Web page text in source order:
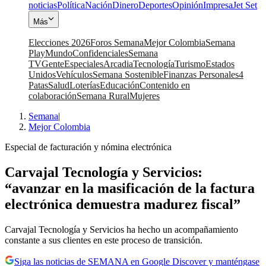
noticiasPolíticaNaciónDineroDeportesOpiniónImpresaJet Set
Más
Elecciones 2026Foros SemanaMejor ColombiaSemana
PlayMundoConfidencialesSemana
TVGenteEspecialesArcadiaTecnologíaTurismoEstados
UnidosVehículosSemana SostenibleFinanzas Personales4
PatasSaludLoteríasEducaciónContenido en
colaboraciónSemana RuralMujeres
Semana|
Mejor Colombia
Especial de facturación y nómina electrónica
Carvajal Tecnología y Servicios:
“avanzar en la masificación de la factura
electrónica demuestra madurez fiscal”
Carvajal Tecnología y Servicios ha hecho un acompañamiento
constante a sus clientes en este proceso de transición.
Siga las noticias de SEMANA en Google Discover y manténgase